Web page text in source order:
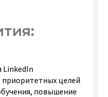
LinkedIn
приоритетных целей
повышение